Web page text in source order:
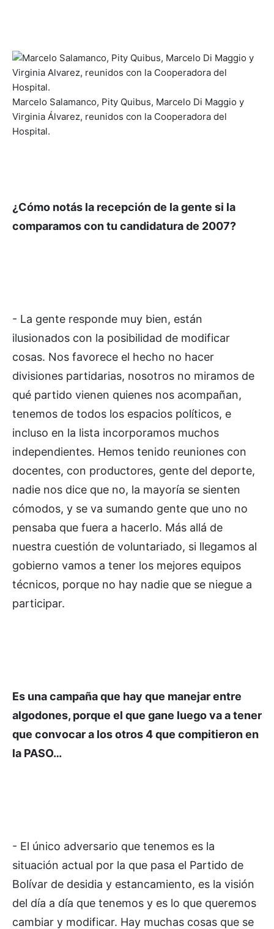
Marcelo Salamanco, Pity Quibus, Marcelo Di Maggio y
Virginia Álvarez, reunidos con la Cooperadora del
Hospital.
¿Cómo notás la recepción de la gente si la
comparamos con tu candidatura de 2007?
- La gente responde muy bien, están
ilusionados con la posibilidad de modificar
cosas. Nos favorece el hecho no hacer
divisiones partidarias, nosotros no miramos de
qué partido vienen quienes nos acompañan,
tenemos de todos los espacios políticos, e
incluso en la lista incorporamos muchos
independientes. Hemos tenido reuniones con
docentes, con productores, gente del deporte,
nadie nos dice que no, la mayoría se sienten
cómodos, y se va sumando gente que uno no
pensaba que fuera a hacerlo. Más allá de
nuestra cuestión de voluntariado, si llegamos al
gobierno vamos a tener los mejores equipos
técnicos, porque no hay nadie que se niegue a
participar.
Es una campaña que hay que manejar entre
algodones, porque el que gane luego va a tener
que convocar a los otros 4 que compitieron en
la PASO…
- El único adversario que tenemos es la
situación actual por la que pasa el Partido de
Bolívar de desidia y estancamiento, es la visión
del día a día que tenemos y es lo que queremos
cambiar y modificar. Hay muchas cosas que se